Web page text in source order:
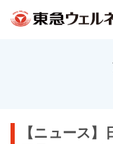
【ニュース